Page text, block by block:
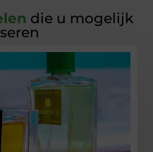
die u mogelijk